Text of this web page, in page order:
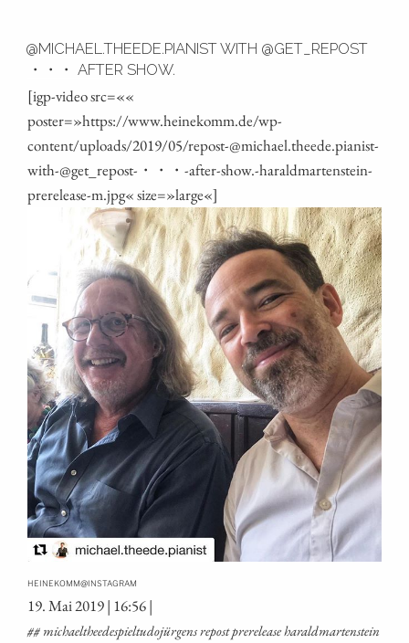
@MICHAEL.THEEDE.PIANIST WITH @GET_REPOST
・・・ AFTER SHOW.
[igp-video src=««
poster=»https://www.heinekomm.de/wp-
content/uploads/2019/05/repost-@michael.theede.pianist-
with-@get_repost-・・・-after-show.-haraldmartenstein-
prerelease‑m.jpg« size=»large«]
HEINEKOMM@INSTAGRAM
19. Mai 2019 | 16:56 |
## michael­thee­de­spiel­tu­do­jür­gens repost pre­re­lease haraldmartenstein